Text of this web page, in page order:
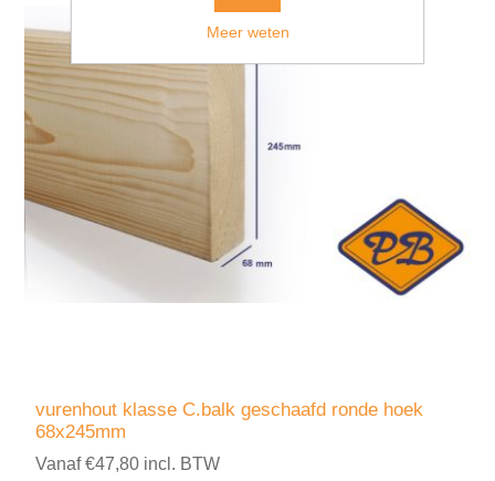
vurenhout klasse C.balk geschaafd ronde hoek
68x245mm
Vanaf €47,80 incl. BTW
Meer weten